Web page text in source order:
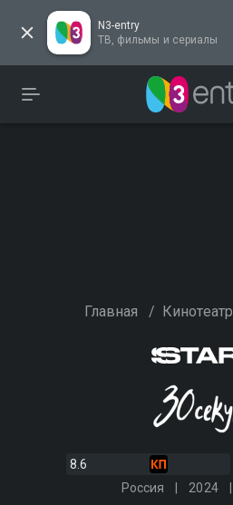
N3-entry
ТВ, фильмы и сериалы
Главная / Кинотеатр
8.6
Россия
2024